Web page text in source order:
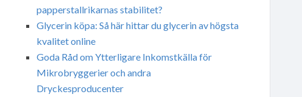
papperstallrikarnas stabilitet?
Glycerin köpa: Så här hittar du glycerin av högsta
kvalitet online
Goda Råd om Ytterligare Inkomstkälla för
Mikrobryggerier och andra
Dryckesproducenter